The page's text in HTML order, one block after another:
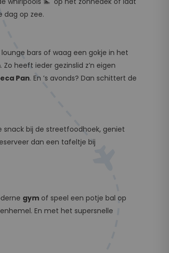
dag op zee.
bars of waag een gokje in het
. Zo heeft ieder gezinslid z’n eigen
Pan. En ’s avonds? Dan schittert de
snack bij de streetfoodhoek, geniet
dan een tafeltje bij
gym of speel een potje bal op
En met het supersnelle